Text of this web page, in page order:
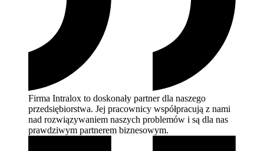
Firma Intralox to doskonały partner dla naszego
przedsiębiorstwa. Jej pracownicy współpracują z nami
nad rozwiązywaniem naszych problemów i są dla nas
prawdziwym partnerem biznesowym.